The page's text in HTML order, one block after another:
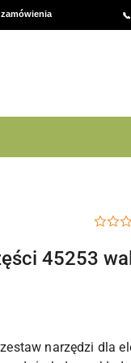
45253
narzędzi dla